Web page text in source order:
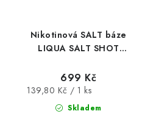
Nikotinová SALT báze
LIQUA SALT SHOT
/ 10mg
Skladem
699 Kč
Měrná
139,80 Kč / 1 ks